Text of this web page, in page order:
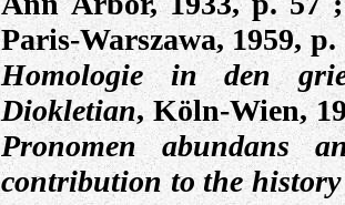
Paris-Warszawa, 1959,
Homologie in den
Diokletian, Köln-Wien,
Pronomen abundans
contribution to the